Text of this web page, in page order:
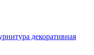
декоративная